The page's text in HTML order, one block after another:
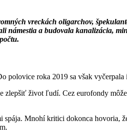
vreckách oligarchov,
námestia a budovala kanalizácia,
roka 2019 sa však vyčerpala
zlepšiť život ľudí. Cez eurofondy
Mnohí kritici dokonca hovoria,